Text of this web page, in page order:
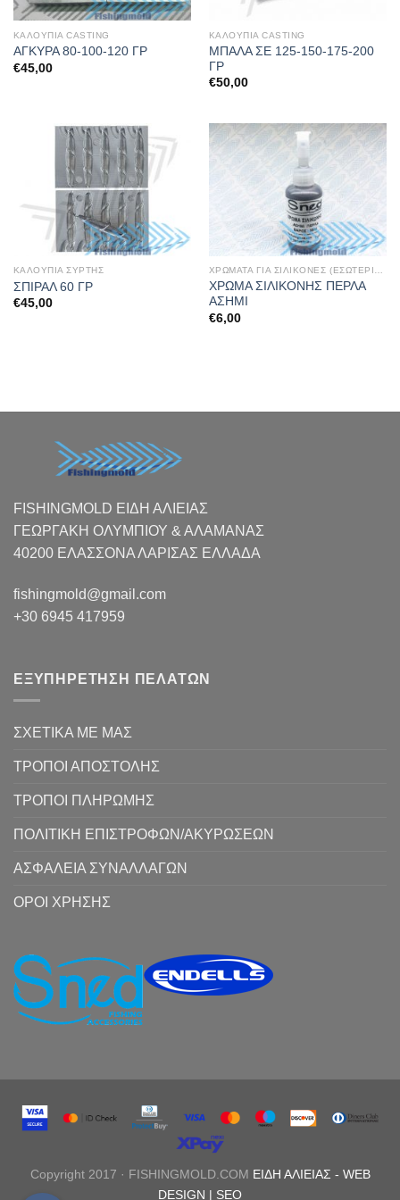
ΚΑΛΟΥΠΙΑ CASTING
ΑΓΚΥΡΑ 80-100-120 ΓΡ
€45,00
ΚΑΛΟΥΠΙΑ CASTING
ΜΠΑΛΑ ΣΕ 125-150-175-200
ΓΡ
€50,00
ΚΑΛΟΥΠΙΑ ΣΥΡΤΗΣ
ΣΠΙΡΑΛ 60 ΓΡ
€45,00
ΧΡΩΜΑΤΑ ΓΙΑ ΣΙΛΙΚΟΝΕΣ (ΕΣΩΤΕΡΙΚΑ)
ΧΡΩΜΑ ΣΙΛΙΚΟΝΗΣ ΠΕΡΛΑ
ΑΣΗΜΙ
€6,00
FISHINGMOLD ΕΙΔΗ ΑΛΙΕΙΑΣ
ΓΕΩΡΓΑΚΗ ΟΛΥΜΠΙΟΥ & ΑΛΑΜΑΝΑΣ
40200 ΕΛΑΣΣΟΝΑ ΛΑΡΙΣΑΣ EΛΛΑΔΑ
fishingmold@gmail.com
+30 6945 417959
ΕΞΥΠΗΡΕΤΗΣΗ ΠΕΛΑΤΩΝ
ΣΧΕΤΙΚΑ ΜΕ ΜΑΣ
ΤΡΟΠΟΙ ΑΠΟΣΤΟΛΗΣ
ΤΡΟΠΟΙ ΠΛΗΡΩΜΗΣ
ΠΟΛΙΤΙΚΗ ΕΠΙΣΤΡΟΦΩΝ/ΑΚΥΡΩΣΕΩΝ
ΑΣΦΑΛΕΙΑ ΣΥΝΑΛΛΑΓΩΝ
ΟΡΟΙ ΧΡΗΣΗΣ
Copyright 2017 · FISHINGMOLD.COM ΕΙΔΗ ΑΛΙΕΙΑΣ - WEB
DESIGN | SEO